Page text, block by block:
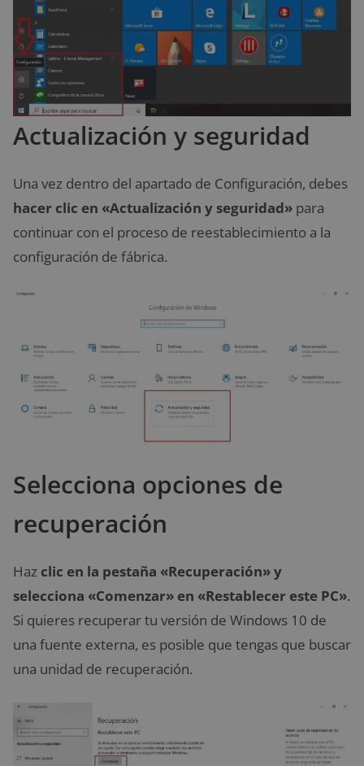
Actualización y seguridad
Una vez dentro del apartado de Configuración, debes
hacer clic en «Actualización y seguridad» para
continuar con el proceso de reestablecimiento a la
configuración de fábrica.
Selecciona opciones de
recuperación
Haz clic en la pestaña «Recuperación» y
selecciona «Comenzar» en «Restablecer este PC».
Si quieres recuperar tu versión de Windows 10 de
una fuente externa, es posible que tengas que buscar
una unidad de recuperación.